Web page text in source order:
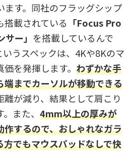
す。同社のフラッグシップ
載されている 「Focus Pro
ー」 を搭載しているんで
うスペックは、4Kや8Kのマ
を発揮します。 わずかな手
端までカーソルが移動できる
が減り、結果として肩こり
また、 4mm以上の厚みが
するので、おしゃれなガラ
でもマウスパッドなしで快